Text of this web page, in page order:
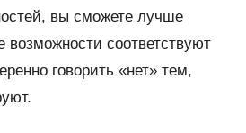
вы сможете лучше
возможности соответствуют
говорить «нет» тем,